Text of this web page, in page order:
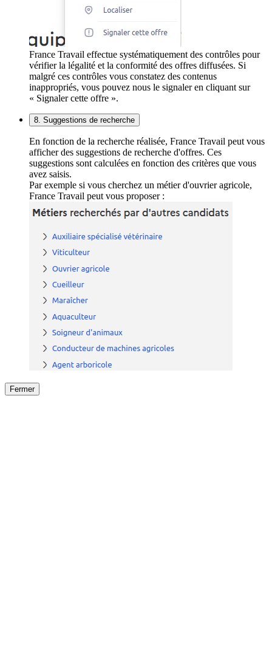
France Travail effectue systématiquement des contrôles pour
vérifier la légalité et la conformité des offres diffusées. Si
malgré ces contrôles vous constatez des contenus
inappropriés, vous pouvez nous le signaler en cliquant sur
« Signaler cette offre ».
8. Suggestions de recherche
En fonction de la recherche réalisée, France Travail peut vous
afficher des suggestions de recherche d'offres. Ces
suggestions sont calculées en fonction des critères que vous
avez saisis.
Par exemple si vous cherchez un métier d'ouvrier agricole,
France Travail peut vous proposer :
Fermer